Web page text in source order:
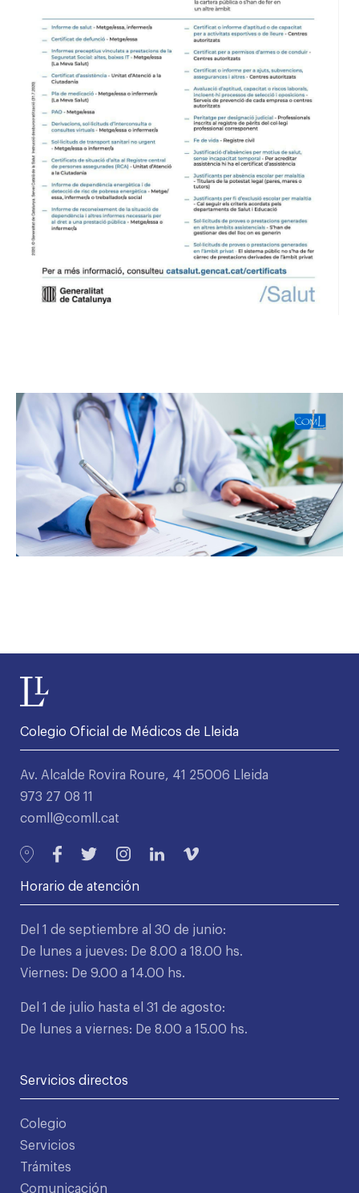
Colegio Oficial de Médicos de Lleida
Av. Alcalde Rovira Roure, 41 25006 Lleida
973 27 08 11
comll@comll.cat
Horario de atención
Del 1 de septiembre al 30 de junio:
De lunes a jueves: De 8.00 a 18.00 hs.
Viernes: De 9.00 a 14.00 hs.
Del 1 de julio hasta el 31 de agosto:
De lunes a viernes: De 8.00 a 15.00 hs.
Servicios directos
Colegio
Servicios
Trámites
Comunicación